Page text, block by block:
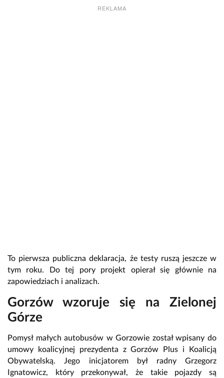
REKLAMA
To pierwsza publiczna deklaracja, że testy ruszą jeszcze w
tym roku. Do tej pory projekt opierał się głównie na
zapowiedziach i analizach.
Gorzów wzoruje się na Zielonej
Górze
Pomysł małych autobusów w Gorzowie został wpisany do
umowy koalicyjnej prezydenta z Gorzów Plus i Koalicją
Obywatelską. Jego inicjatorem był radny Grzegorz
Ignatowicz, który przekonywał, że takie pojazdy są